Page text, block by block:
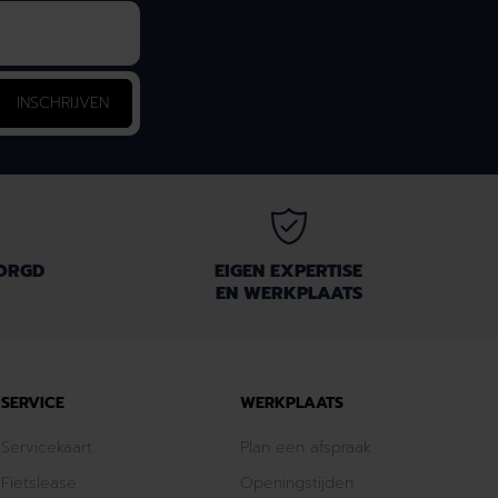
INSCHRIJVEN
EIGEN EXPERTISE
EN WERKPLAATS
SERVICE
Servicekaart
Fietslease
WERKPLAATS
Plan een afspraak
Openingstijden